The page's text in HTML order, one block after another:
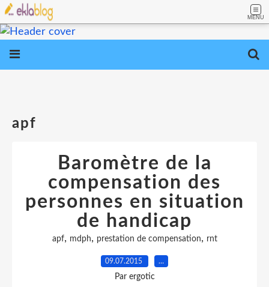
MENU
apf
Baromètre de la
compensation des
personnes en situation
de handicap
apf, mdph, prestation de compensation, rnt
09.07.2015 …
Par ergotic